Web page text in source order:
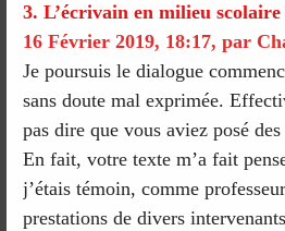
3. L’écrivain en milieu
16 Février 2019, 18:17,par
Je poursuis le dialogue
sans doute mal exprimée.
pas dire que vous aviez posé
En fait, votre texte m’a fait
j’étais témoin, comme
prestations de divers